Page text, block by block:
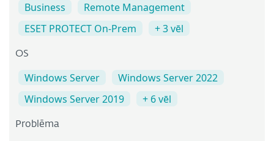
Business
Remote Management
ESET PROTECT On-Prem
+ 3 vēl
OS
Windows Server
Windows Server 2022
Windows Server 2019
+ 6 vēl
Problēma